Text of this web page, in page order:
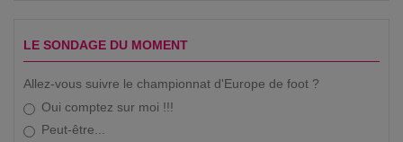
LE SONDAGE DU MOMENT
Allez-vous suivre le championnat d'Europe de foot ?
Oui comptez sur moi !!!
Peut-être...